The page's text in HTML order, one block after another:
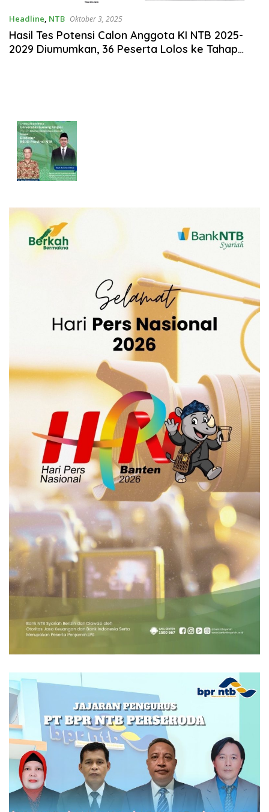
Headline, NTB Oktober 3, 2025
Hasil Tes Potensi Calon Anggota KI NTB 2025-
2029 Diumumkan, 36 Peserta Lolos ke Tahap